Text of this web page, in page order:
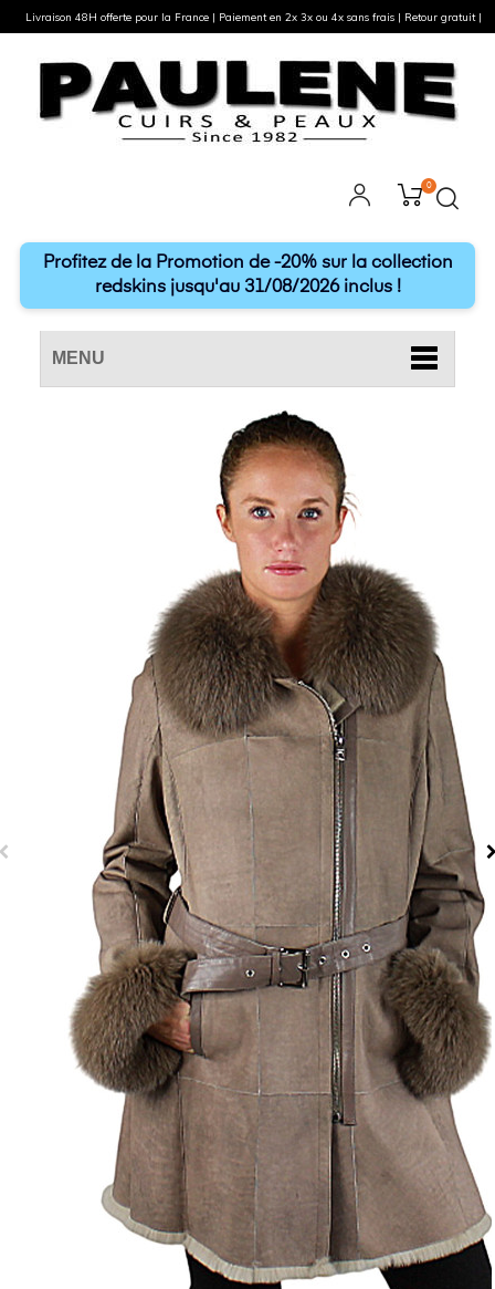
0
Profitez de la Promotion de -20% sur la collection
redskins jusqu'au 31/08/2026 inclus !
MENU
Livraison 48H offerte pour la France | Paiement en 2x 3x ou 4x sans frais | Retour gratuit |